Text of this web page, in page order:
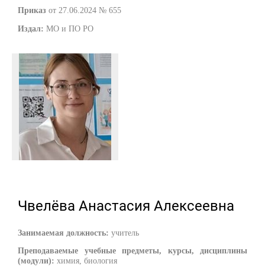
Приказ от 27.06.2024 № 655
Издал: МО и ПО РО
Чвелёва Анастасия Алексеевна
Занимаемая должность: учитель
Преподаваемые учебные предметы, курсы, дисциплины
(модули): химия, биология